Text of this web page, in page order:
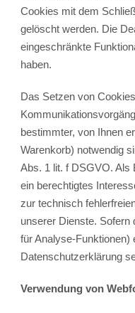
Cookies mit dem
gelöscht werden. Die
eingeschränkte
haben.
Das Setzen von
bestimmter, von Ihnen
Warenkorb) notwendig
Abs. 1 lit. f DSGVO. Als
ein berechtigtes
zur technisch
unserer Dienste. Sofern
für Analyse-Funktionen)
Datenschutzerklärung
Verwendung von